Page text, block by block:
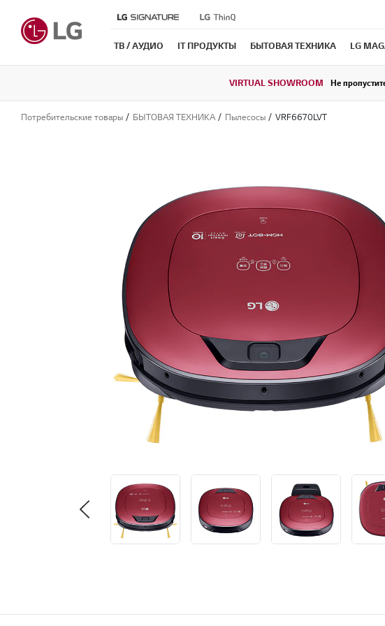
ТВ / АУДИО IT ПРОДУКТЫ БЫТОВАЯ ТЕХНИКА LG
VIRTUAL SHOWROOM Не
Потребительские товары БЫТОВАЯ ТЕХНИКА Пылесосы VRF6670LVT